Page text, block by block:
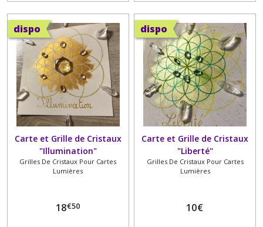
dispo
Carte et Grille de Cristaux
"Illumination"
Grilles De Cristaux Pour Cartes
Lumières
18€50
dispo
Carte et Grille de Cristaux
"Liberté"
Grilles De Cristaux Pour Cartes
Lumières
10€